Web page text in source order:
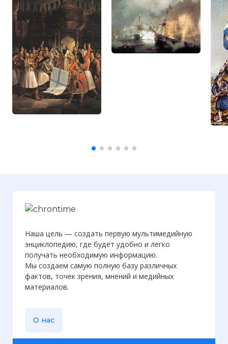
Наша цель — создать первую мультимедийную
энциклопедию, где будет удобно и легко
получать необходимую информацию.
Мы создаем самую полную базу различных
фактов, точек зрения, мнений и медийных
материалов.
О нас